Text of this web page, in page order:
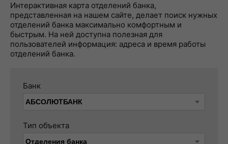
Интерактивная карта отделений банка,
представленная на нашем сайте, делает поиск нужных
отделений банка максимально комфортным и
быстрым. На ней доступна полезная для
пользователей информация: адреса и время работы
отделений банка.
Банк
Тип объекта